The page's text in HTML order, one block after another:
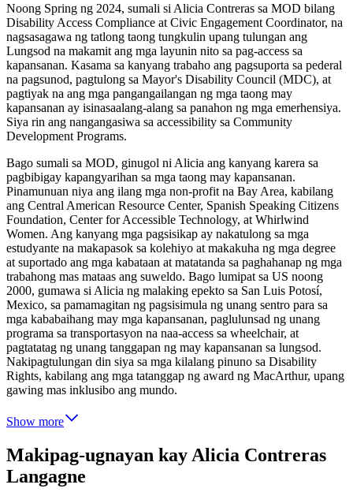
Noong Spring ng 2024, sumali si Alicia Contreras sa MOD bilang
Disability Access Compliance at Civic Engagement Coordinator, na
nagsasagawa ng tatlong taong tungkulin upang tulungan ang
Lungsod na makamit ang mga layunin nito sa pag-access sa
kapansanan. Kasama sa kanyang trabaho ang pagsuporta sa pederal
na pagsunod, pagtulong sa Mayor's Disability Council (MDC), at
pagtiyak na ang mga pangangailangan ng mga taong may
kapansanan ay isinasaalang-alang sa panahon ng mga emerhensiya.
Siya rin ang nangangasiwa sa accessibility sa Community
Development Programs.
Bago sumali sa MOD, ginugol ni Alicia ang kanyang karera sa
pagbibigay kapangyarihan sa mga taong may kapansanan.
Pinamunuan niya ang ilang mga non-profit na Bay Area, kabilang
ang Central American Resource Center, Spanish Speaking Citizens
Foundation, Center for Accessible Technology, at Whirlwind
Women. Ang kanyang mga pagsisikap ay nakatulong sa mga
estudyante na makapasok sa kolehiyo at makakuha ng mga degree
at suportado ang mga kabataan at matatanda sa paghahanap ng mga
trabahong mas mataas ang suweldo. Bago lumipat sa US noong
2000, gumawa si Alicia ng malaking epekto sa San Luis Potosí,
Mexico, sa pamamagitan ng pagsisimula ng unang sentro para sa
mga kababaihang may mga kapansanan, paglulunsad ng unang
programa sa transportasyon na naa-access sa wheelchair, at
pagtatatag ng unang tanggapan ng may kapansanan sa lungsod.
Nakipagtulungan din siya sa mga kilalang pinuno sa Disability
Rights, kabilang ang mga tatanggap ng award ng MacArthur, upang
gawing mas inklusibo ang mundo.
Show more
Makipag-ugnayan kay Alicia Contreras
Langagne